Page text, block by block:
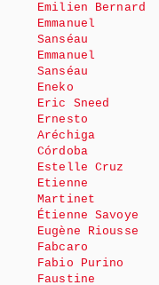
Emilien Bernard
Emmanuel
Sanséau
Emmanuel
Sanséau
Eneko
Eric Sneed
Ernesto
Aréchiga
Córdoba
Estelle Cruz
Etienne
Martinet
Étienne Savoye
Eugène Riousse
Fabcaro
Fabio Purino
Faustine